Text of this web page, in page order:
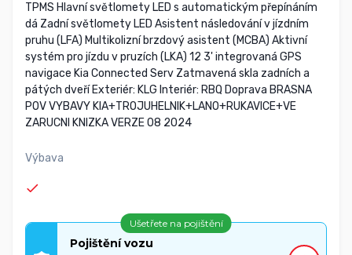
TPMS Hlavní světlomety LED s automatickým přepínáním
dá Zadní světlomety LED Asistent následování v jízdním
pruhu (LFA) Multikolizní brzdový asistent (MCBA) Aktivní
systém pro jízdu v pruzích (LKA) 12 3' integrovaná GPS
navigace Kia Connected Serv Zatmavená skla zadních a
pátých dveří Exteriér: KLG Interiér: RBQ Doprava BRASNA
POV VYBAVY KIA+TROJUHELNIK+LANO+RUKAVICE+VE
ZARUCNI KNIZKA VERZE 08 2024
Výbava
Ušetřete na pojištění
Pojištění vozu